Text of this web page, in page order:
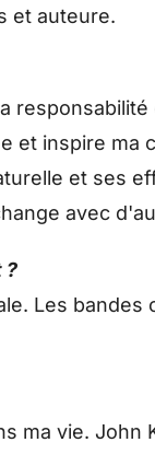
et auteure.
et inspire ma
et ses
avec
?
Les bandes
ma vie. John